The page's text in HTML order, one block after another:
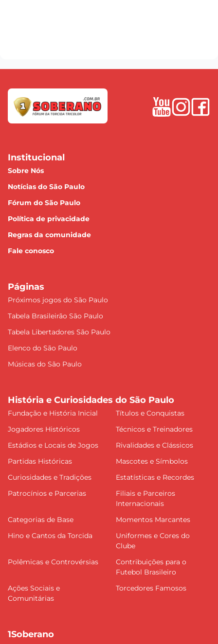
Institucional
Sobre Nós
Notícias do São Paulo
Fórum do São Paulo
Política de privacidade
Regras da comunidade
Fale conosco
Páginas
Próximos jogos do São Paulo
Tabela Brasileirão São Paulo
Tabela Libertadores São Paulo
Elenco do São Paulo
Músicas do São Paulo
História e Curiosidades do São Paulo
Fundação e História Inicial
Títulos e Conquistas
Jogadores Históricos
Técnicos e Treinadores
Estádios e Locais de Jogos
Rivalidades e Clássicos
Partidas Históricas
Mascotes e Símbolos
Curiosidades e Tradições
Estatísticas e Recordes
Patrocínios e Parcerias
Filiais e Parceiros
Internacionais
Categorias de Base
Momentos Marcantes
Hino e Cantos da Torcida
Uniformes e Cores do
Clube
Polêmicas e Controvérsias
Contribuições para o
Futebol Brasileiro
Ações Sociais e
Comunitárias
Torcedores Famosos
1Soberano